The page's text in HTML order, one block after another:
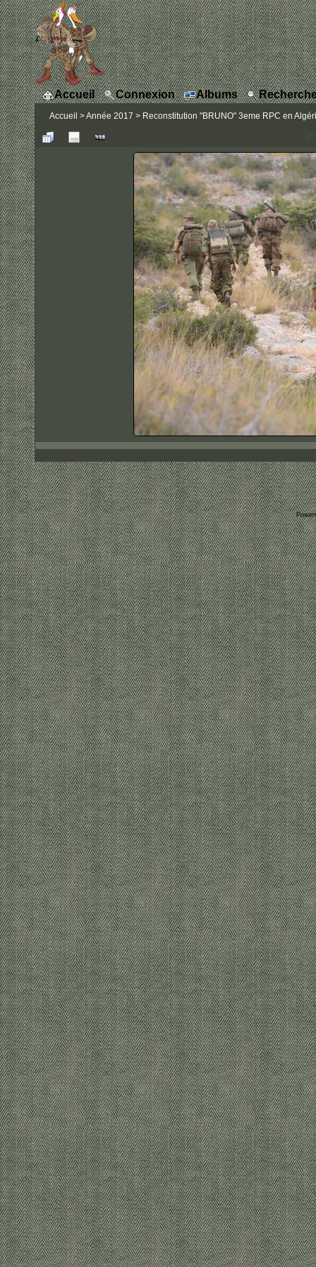
Accueil Connexion Albums
Accueil >Année 2017 > Reconstitution "BRUNO" 3eme RPC en